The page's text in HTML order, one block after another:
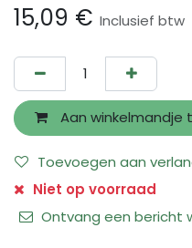
15,09 € Inclusief btw
Aan winkelmandje
Toevoegen aan
Niet op voorraad
Ontvang een bericht